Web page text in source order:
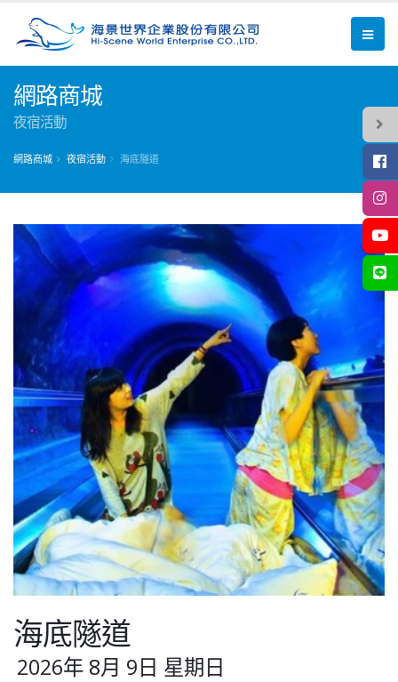
網路商城
夜宿活動
網路商城 夜宿活動 海底隧道
海底隧道
2026年 8月 9日 星期日